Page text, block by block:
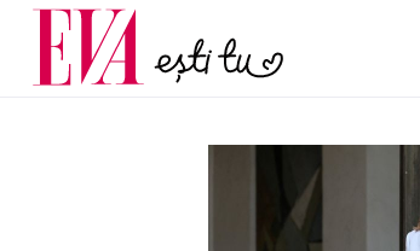
Carieră
Actualitate
pe